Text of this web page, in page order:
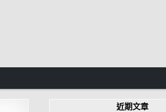
近期文章